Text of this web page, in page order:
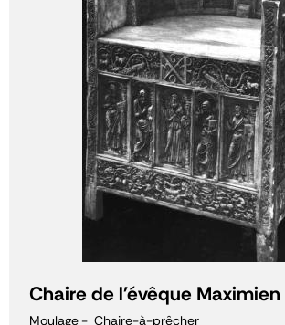
Chaire de l'évêque Maximien
Moulage Chaire-à-prêcher